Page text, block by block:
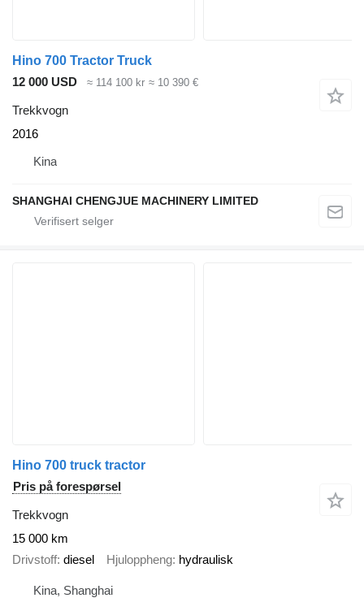
Hino 700 Tractor Truck
12 000 USD
≈ 114 100 kr ≈ 10 390 €
Trekkvogn
2016
Kina
SHANGHAI CHENGJUE MACHINERY LIMITED
Hino 700 truck tractor
Pris på forespørsel
Trekkvogn
15 000 km
Drivstoff diesel Hjuloppheng hydraulisk
Kina, Shanghai